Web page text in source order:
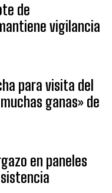
de
vigilancia
para visita del
ganas» de
en paneles